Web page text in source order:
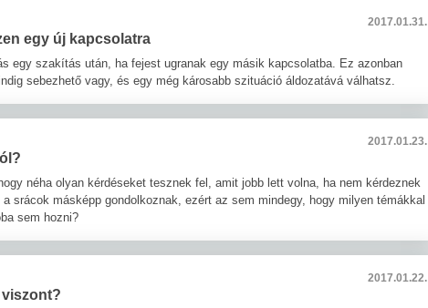
2017.01.31.
egy új kapcsolatra
egy szakítás után, ha fejest ugranak egy másik kapcsolatba. Ez azonban
sebezhető vagy, és egy még károsabb szituáció áldozatává válhatsz.
2017.01.23.
néha olyan kérdéseket tesznek fel, amit jobb lett volna, ha nem kérdeznek
srácok másképp gondolkoznak, ezért az sem mindegy, hogy milyen témákkal
sem hozni?
2017.01.22.
viszont?